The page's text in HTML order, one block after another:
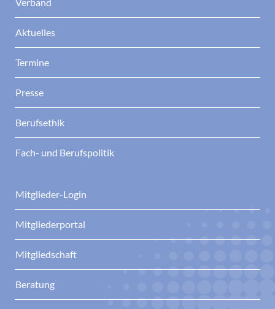
Verband
Aktuelles
Termine
Presse
Berufsethik
Fach- und Berufspolitik
Mitglieder-Login
Mitgliederportal
Mitgliedschaft
Beratung